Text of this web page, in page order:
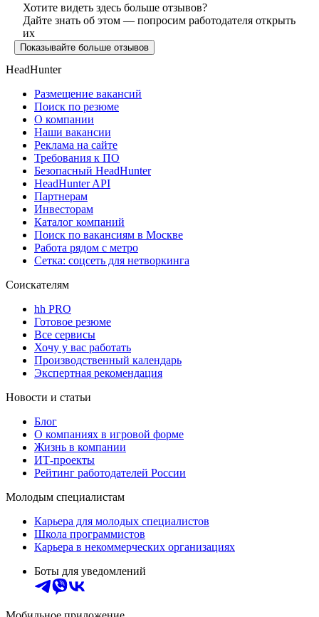
Хотите видеть здесь больше отзывов?
Дайте знать об этом — попросим работодателя открыть
их
Показывайте больше отзывов
HeadHunter
Размещение вакансий
Поиск по резюме
О компании
Наши вакансии
Реклама на сайте
Требования к ПО
Безопасный HeadHunter
HeadHunter API
Партнерам
Инвесторам
Каталог компаний
Поиск по вакансиям в Москве
Работа рядом с метро
Сетка: соцсеть для нетворкинга
Соискателям
hh PRO
Готовое резюме
Все сервисы
Хочу у вас работать
Производственный календарь
Экспертная рекомендация
Новости и статьи
Блог
О компаниях в игровой форме
Жизнь в компании
ИТ-проекты
Рейтинг работодателей России
Молодым специалистам
Карьера для молодых специалистов
Школа программистов
Карьера в некоммерческих организациях
Боты для уведомлений